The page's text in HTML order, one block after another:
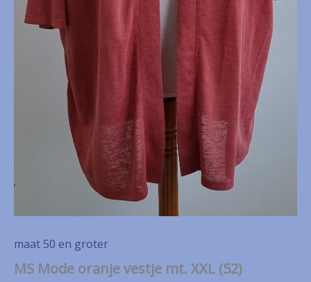
maat 50 en groter
MS Mode oranje vestje mt. XXL (52)